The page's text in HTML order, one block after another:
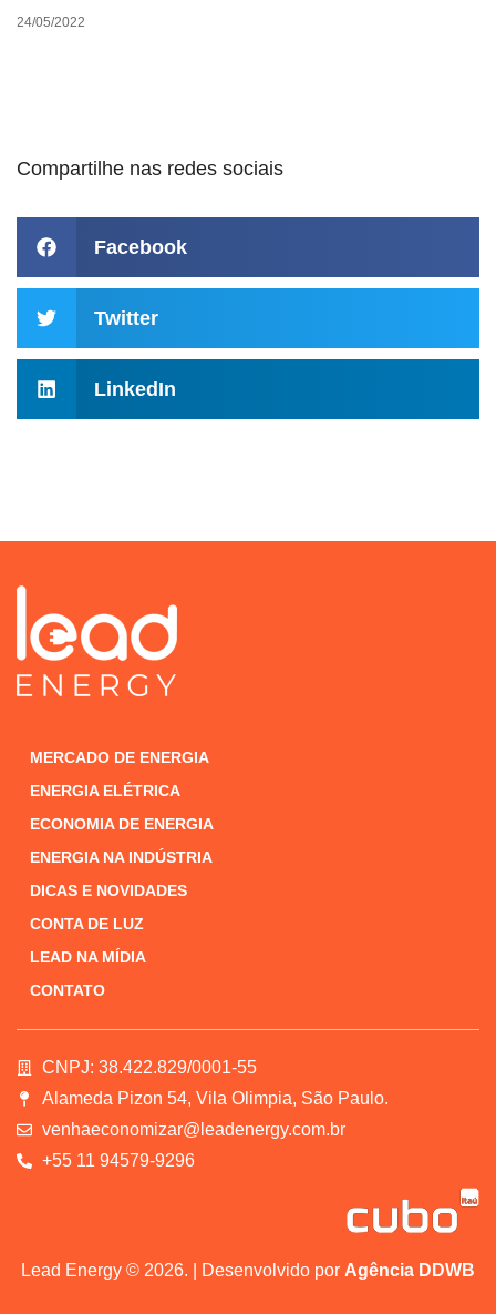
24/05/2022
Compartilhe nas redes sociais
Facebook
Twitter
LinkedIn
MERCADO DE ENERGIA
ENERGIA ELÉTRICA
ECONOMIA DE ENERGIA
ENERGIA NA INDÚSTRIA
DICAS E NOVIDADES
CONTA DE LUZ
LEAD NA MÍDIA
CONTATO
CNPJ: 38.422.829/0001-55
Alameda Pizon 54, Vila Olimpia, São Paulo.
venhaeconomizar@leadenergy.com.br
+55 11 94579-9296
Lead Energy © 2026. | Desenvolvido por Agência DDWB